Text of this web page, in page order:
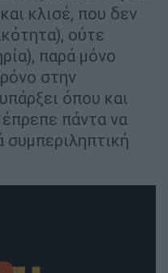
κλισέ, που δεν
ούτε
παρά μόνο
στην
όπου και
πάντα να
συμπεριληπτική